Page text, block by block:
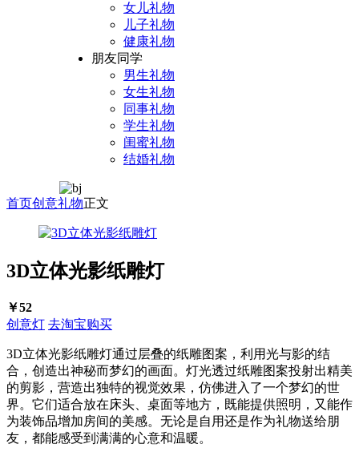
女儿礼物
儿子礼物
健康礼物
朋友同学
男生礼物
女生礼物
同事礼物
学生礼物
闺蜜礼物
结婚礼物
首页创意礼物正文
3D立体光影纸雕灯
￥52
创意灯 去淘宝购买
3D立体光影纸雕灯通过层叠的纸雕图案，利用光与影的结
合，创造出神秘而梦幻的画面。灯光透过纸雕图案投射出精美
的剪影，营造出独特的视觉效果，仿佛进入了一个梦幻的世
界‌。它们适合放在床头、桌面等地方，既能提供照明，又能作
为装饰品增加房间的美感‌。无论是自用还是作为礼物送给朋
友，都能感受到满满的心意和温暖‌。